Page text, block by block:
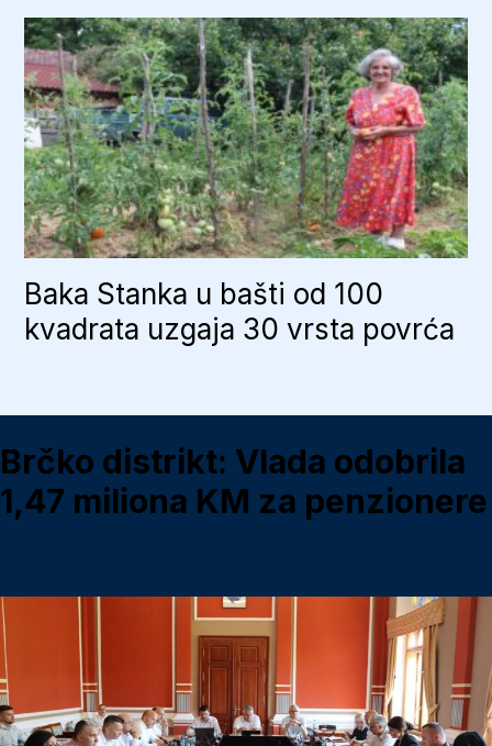
Baka Stanka u bašti od 100
kvadrata uzgaja 30 vrsta povrća
Brčko distrikt: Vlada odobrila
1,47 miliona KM za penzionere